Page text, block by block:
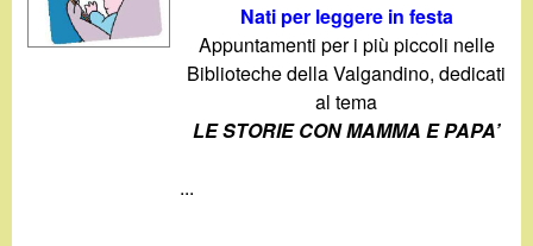
Nati per leggere in festa
Appuntamenti per i più piccoli nelle
Biblioteche della Valgandino, dedicati
al tema
LE STORIE CON MAMMA E PAPA’
...